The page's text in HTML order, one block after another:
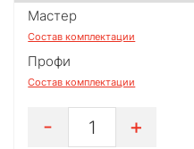
Мастер
Состав комплектации
Профи
Состав комплектации
1